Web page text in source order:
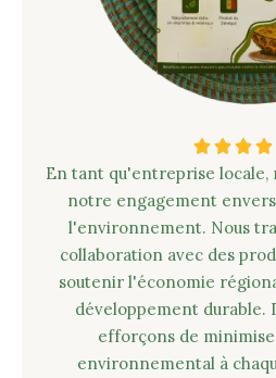

En tant qu'entreprise locale,
notre engagement
l'environnement. Nous
collaboration avec des
soutenir l'économie
développement durable.
efforçons de
environnemental à